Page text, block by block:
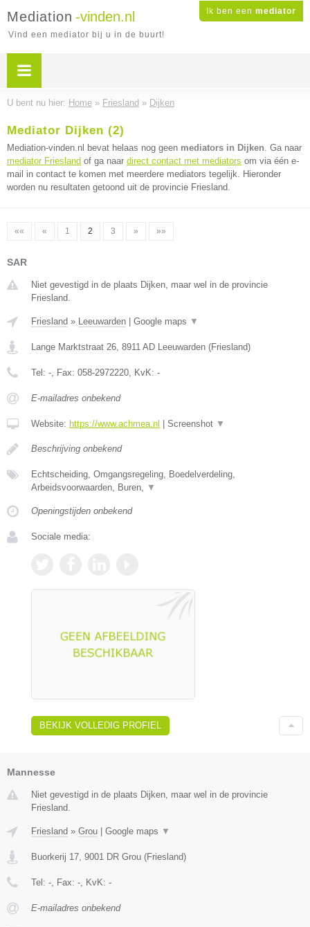
Ik ben een mediator
Mediation -vinden.nl
Vind een mediator bij u in de buurt!
U bent nu hier: Home » Friesland » Dijken
Mediator Dijken (2)
Mediation-vinden.nl bevat helaas nog geen mediators in Dijken. Ga naar
mediator Friesland of ga naar direct contact met mediators om via één e-
mail in contact te komen met meerdere mediators tegelijk. Hieronder
worden nu resultaten getoond uit de provincie Friesland.
«« « 1 2 3 » »»
SAR
Niet gevestigd in de plaats Dijken, maar wel in de provincie
Friesland.
Friesland » Leeuwarden Google maps ▼
Lange Marktstraat 26, 8911 AD Leeuwarden (Friesland)
Tel: -, Fax: 058-2972220, KvK: -
E-mailadres onbekend
Website: https://www.achmea.nl Screenshot ▼
Beschrijving onbekend
Echtscheiding, Omgangsregeling, Boedelverdeling,
Arbeidsvoorwaarden, Buren, ▼
Openingstijden onbekend
Sociale media:
BEKIJK VOLLEDIG PROFIEL
Mannesse
Niet gevestigd in de plaats Dijken, maar wel in de provincie
Friesland.
Friesland » Grou | Google maps ▼
Buorkerij 17 9001 DR Grou (Friesland)
Tel: - , Fax: - , KvK: -
E-mailadres onbekend